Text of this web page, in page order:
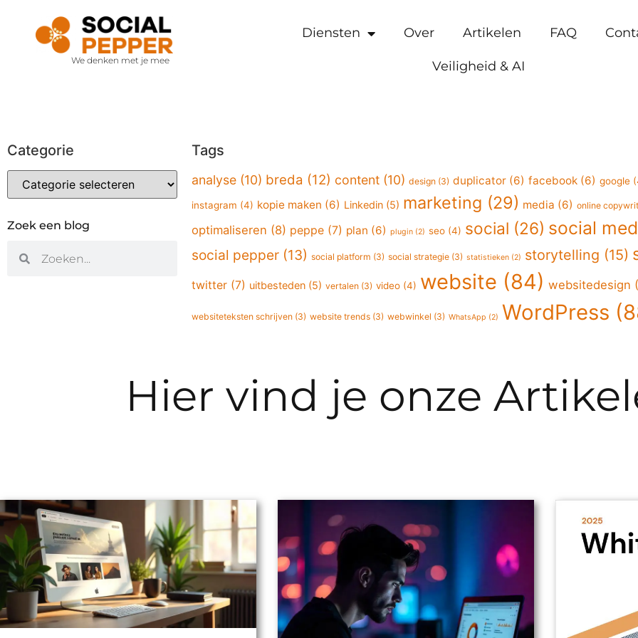
We denken met je mee
Diensten Over Artikelen FAQ
Veiligheid & AI
Categorie
Zoek een blog
Tags
analyse(10) breda (12) content(10) design(3) duplicator(6) facebook(6) google
instagram (4) kopie maken (6) Linkedin(5) marketing (29) media (6) online
optimaliseren (8) peppe(7) plan (6) plugin(2) seo(4) social (26) social
social pepper(13) social platform (3) social strategie(3) statistieken(2) storytelling (15)
twitter(7) uitbesteden(5) vertalen(3) video(4) website (84) websitedesign
websiteteksten schrijven(3) website trends(3) webwinkel (3) WhatsApp (2) WordPress
Hier vind je onze